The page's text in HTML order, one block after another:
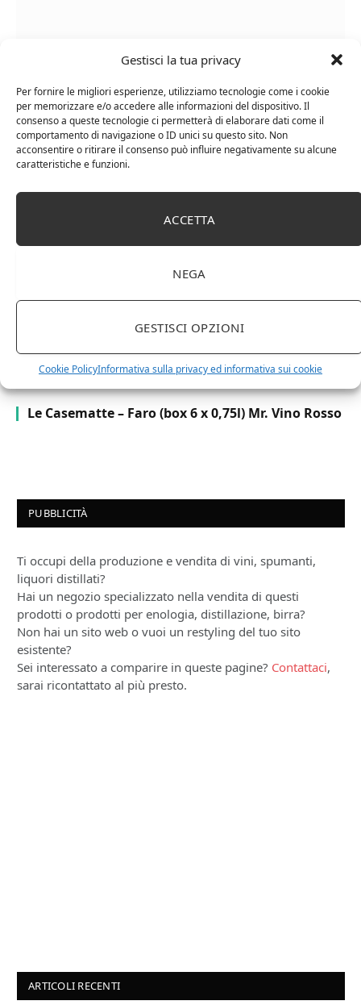
Gestisci la tua privacy
Per fornire le migliori esperienze, utilizziamo tecnologie come i cookie
per memorizzare e/o accedere alle informazioni del dispositivo. Il
consenso a queste tecnologie ci permetterà di elaborare dati come il
comportamento di navigazione o ID unici su questo sito. Non
acconsentire o ritirare il consenso può influire negativamente su alcune
caratteristiche e funzioni.
ACCETTA
NEGA
GESTISCI OPZIONI
Cookie PolicyInformativa sulla privacy ed informativa sui cookie
Chanson Pere & Fils – Chassagne Montrachet
Le Casematte – Faro (box 6 x 0,75l) Mr. Vino Rosso
PUBBLICITÀ
Ti occupi della produzione e vendita di vini, spumanti,
liquori distillati?
Hai un negozio specializzato nella vendita di questi
prodotti o prodotti per enologia, distillazione, birra?
Non hai un sito web o vuoi un restyling del tuo sito
esistente?
Sei interessato a comparire in queste pagine? Contattaci,
sarai ricontattato al più presto.
ARTICOLI RECENTI